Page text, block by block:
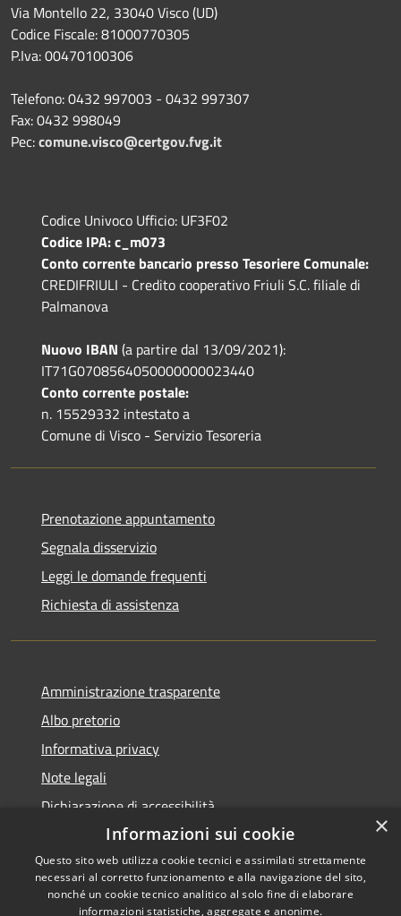
Via Montello 22, 33040 Visco (UD)
Codice Fiscale: 81000770305
P.Iva: 00470100306
Telefono: 0432 997003 - 0432 997307
Fax: 0432 998049
Pec:comune.visco@certgov.fvg.it
Codice Univoco Ufficio: UF3F02
Codice IPA: c_m073
Conto corrente bancario presso Tesoriere Comunale:
CREDIFRIULI - Credito cooperativo Friuli S.C. filiale di
Palmanova
Nuovo IBAN (a partire dal 13/09/2021):
IT71G0708564050000000023440
Conto corrente postale:
n. 15529332 intestato a
Comune di Visco - Servizio Tesoreria
Prenotazione appuntamento
Segnala disservizio
Leggi le domande frequenti
Richiesta di assistenza
Amministrazione trasparente
Albo pretorio
Informativa privacy
Note legali
Dichiarazione di accessibilità
Copyright © 2026 • Comune di
×
Informazioni sui cookie
Questo sito web utilizza cookie tecnici e assimilati strettamente
necessari al corretto funzionamento e alla navigazione del sito,
nonché un cookie tecnico analitico al solo fine di elaborare
informazioni statistiche, aggregate e anonime.